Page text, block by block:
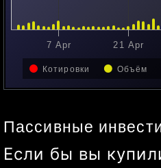
Котировки Объём
7 Apr 21 Apr
Пассивные
Если бы вы